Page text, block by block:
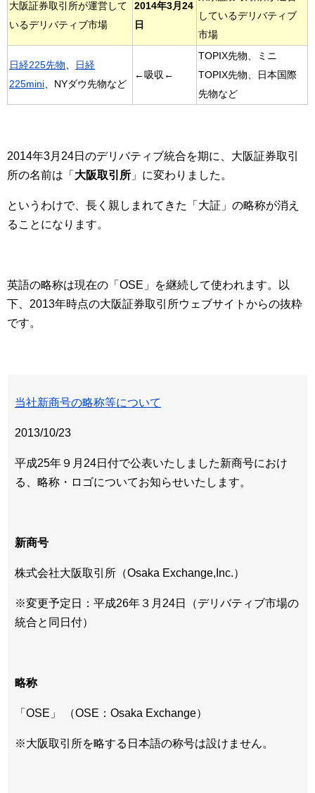
大阪証券取引所が運営して
いるデリバティブ市場
2014年3月24
日
しているデリバティブ
市場
日経225先物、
日経
225mini、NYダウ先物など
←吸収←
TOPIX先物、ミニ
TOPIX先物、日本国際
先物など
2014年3月24日のデリバティブ統合を期に、大阪証券取引
所の名前は「 大阪取引所 」に変わりました。
というわけで、長く親しまれてきた「大証」の略称が消え
ることになります。
英語の略称は現在の「OSE」を継続して使われます。以
下、2013年時点の大阪証券取引所ウェブサイトからの抜粋
です。
当社新商号の略称等について
2013/10/23
平成25年９月24日付で公表いたしました新商号におけ
る、略称・ロゴについてお知らせいたします。
新商号
株式会社大阪取引所（Osaka Exchange,Inc.）
※変更予定日：平成26年３月24日（デリバティブ市場の
統合と同日付）
略称
「OSE」 （OSE：Osaka Exchange）
※大阪取引所を略する日本語の称号は設けません。